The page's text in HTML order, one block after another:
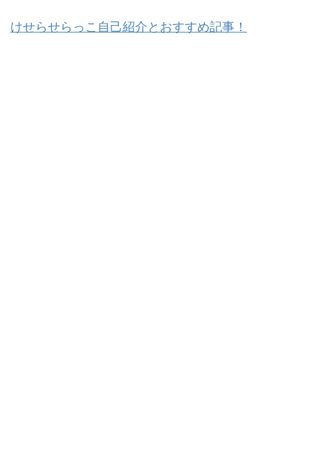
けせらせらっこ自己紹介とおすすめ記事！